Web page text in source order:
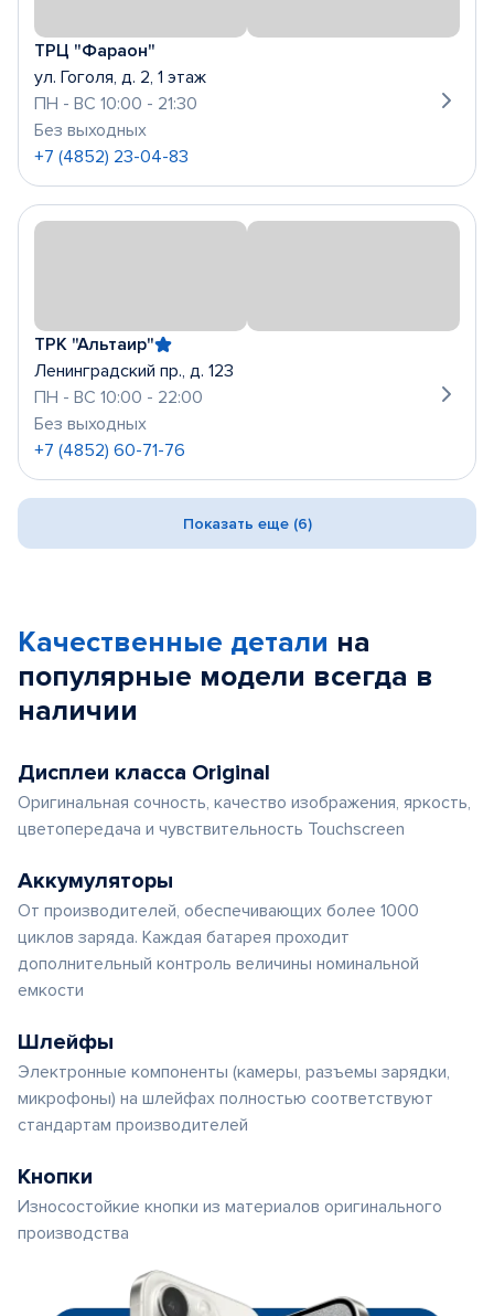
ТРЦ "Фараон"
ул. Гоголя, д. 2, 1 этаж
ПН - ВС 10:00 - 21:30
Без выходных
+7 (4852) 23-04-83
ТРК "Альтаир"
Ленинградский пр., д. 123
ПН - ВС 10:00 - 22:00
Без выходных
+7 (4852) 60-71-76
Показать еще (6)
Качественные детали на
популярные модели всегда в
наличии
Дисплеи класса Original
Оригинальная сочность, качество изображения, яркость,
цветопередача и чувствительность Touchscreen
Аккумуляторы
От производителей, обеспечивающих более 1000
циклов заряда. Каждая батарея проходит
дополнительный контроль величины номинальной
емкости
Шлейфы
Электронные компоненты (камеры, разъемы зарядки,
микрофоны) на шлейфах полностью соответствуют
стандартам производителей
Кнопки
Износостойкие кнопки из материалов оригинального
производства